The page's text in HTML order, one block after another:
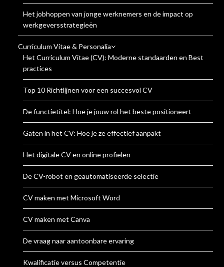
Het jobhoppen van jonge werknemers en de impact op
werkgeversstrategieën
Curriculum Vitae & Personalia
Het Curriculum Vitae (CV): Moderne standaarden en Best
practices
Top 10 Richtlijnen voor een succesvol CV
De functietitel: Hoe je jouw rol het beste positioneert
Gaten in het CV: Hoe je ze effectief aanpakt
Het digitale CV en online profielen
De CV-robot en geautomatiseerde selectie
CV maken met Microsoft Word
CV maken met Canva
De vraag naar aantoonbare ervaring
Kwalificatie versus Competentie